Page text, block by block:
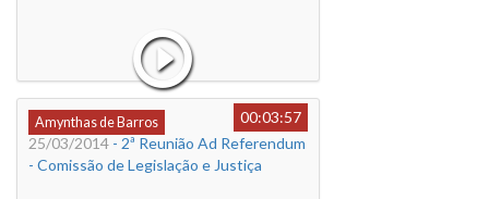
Amynthas de Barros
00:03:57
25/03/2014 - 2ª Reunião Ad Referendum
- Comissão de Legislação e Justiça